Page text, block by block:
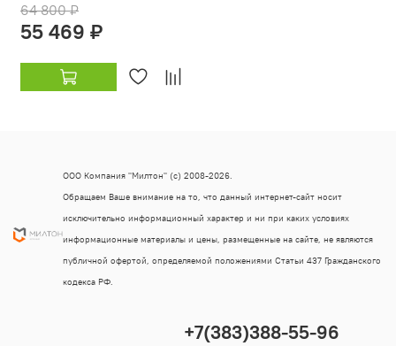
64 800 ₽
55 469 ₽
+7(383)388-55-96
ООО Компания "Милтон" (с) 2008-2026.
Обращаем Ваше внимание на то, что данный интернет-сайт носит
исключительно информационный характер и ни при каких условиях
информационные материалы и цены, размещенные на сайте, не являются
публичной офертой, определяемой положениями Статьи 437 Гражданского
кодекса РФ.